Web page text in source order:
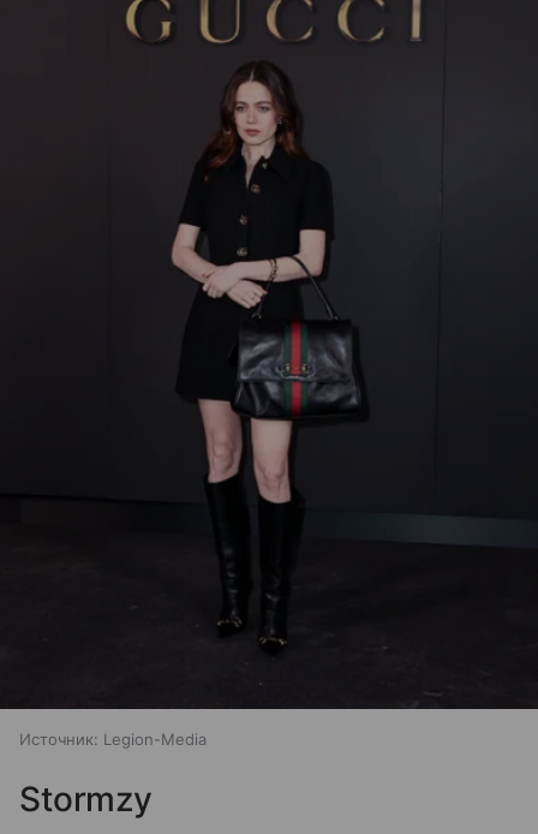
Источник: Legion-Media
Stormzy